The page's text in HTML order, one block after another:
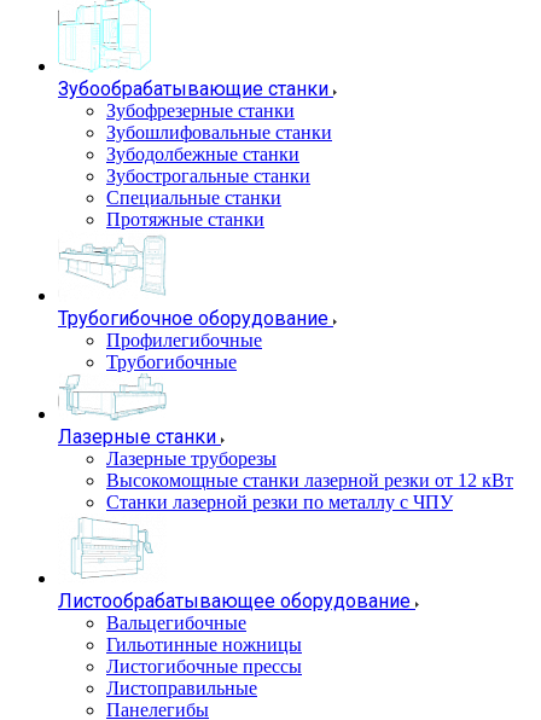
Зубообрабатывающие станки
Зубофрезерные станки
Зубошлифовальные станки
Зубодолбежные станки
Зубострогальные станки
Специальные станки
Протяжные станки
Трубогибочное оборудование
Профилегибочные
Трубогибочные
Лазерные станки
Лазерные труборезы
Высокомощные станки лазерной резки от 12 кВт
Станки лазерной резки по металлу с ЧПУ
Листообрабатывающее оборудование
Вальцегибочные
Гильотинные ножницы
Листогибочные прессы
Листоправильные
Панелегибы